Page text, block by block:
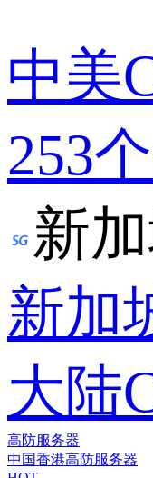
中美
253
新
新加
大陆
高防服务器
中国香港高防服务器